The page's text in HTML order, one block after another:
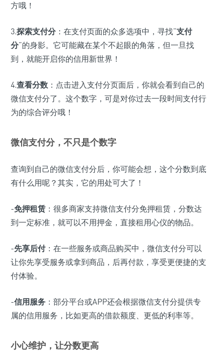
方哦！
3.探索支付分：在支付页面的众多选项中，寻找“支付
分”的身影。它可能藏在某个不起眼的角落，但一旦找
到，就能开启你的信用新世界！
4.查看分数 ：点击进入支付分页面后，你就会看到自己的
微信支付分了。这个数字，可是对你过去一段时间支付行
为的综合评分哦！
微信支付分，不只是个数字
查询到自己的微信支付分后，你可能会想，这个分数到底
有什么用呢？其实，它的用处可大了！
-免押租赁 ：很多商家支持微信支付分免押租赁，分数达
到一定标准，就可以不用押金，直接租用心仪的物品。
-先享后付：在一些服务或商品购买中，微信支付分可以
让你先享受服务或拿到商品，后再付款，享受更便捷的支
付体验。
-信用服务 ：部分平台或APP还会根据微信支付分提供专
属的信用服务，比如更高的借款额度、更低的利率等。
小心维护，让分数更高